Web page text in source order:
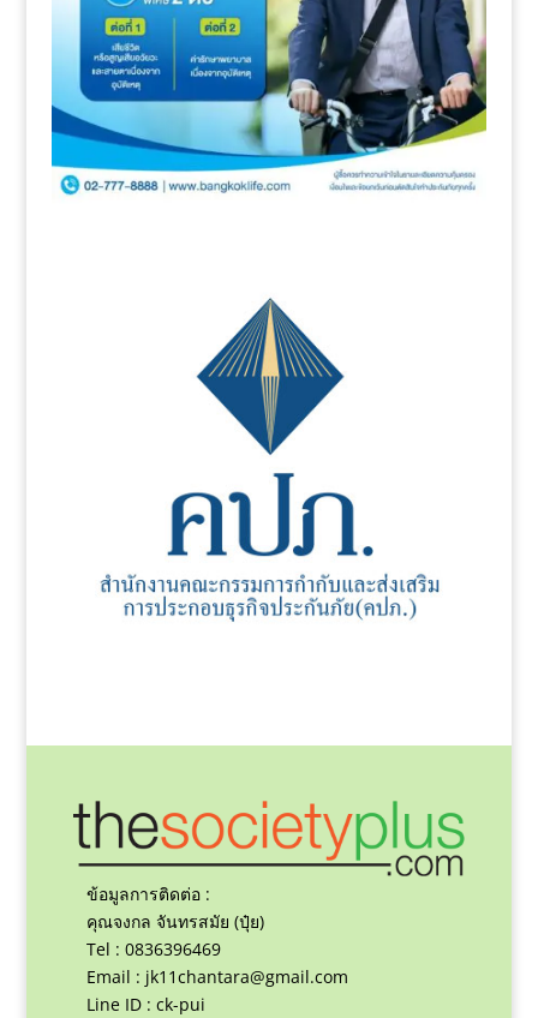
ข้อมูลการติดต่อ :
คุณจงกล จันทรสมัย (ปุ๋ย)
Tel : 0836396469
Email : jk11chantara@gmail.com
Line ID : ck-pui